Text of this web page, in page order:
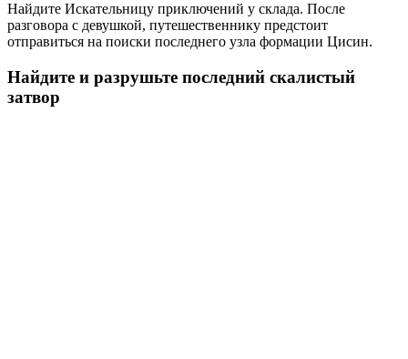
Найдите Искательницу приключений у склада. После
разговора с девушкой, путешественнику предстоит
отправиться на поиски последнего узла формации Цисин.
Найдите и разрушьте последний скалистый
затвор